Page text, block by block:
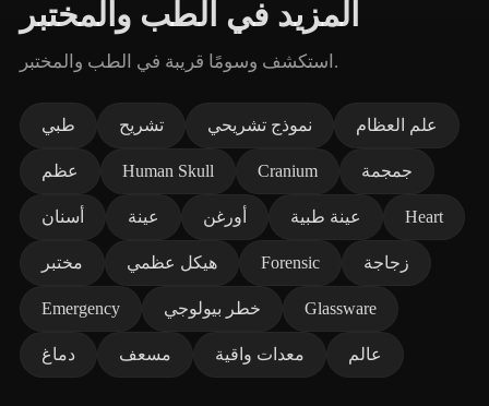
المزيد في الطب والمختبر
استكشف وسومًا قريبة في الطب والمختبر.
طبي تشريح نموذج تشريحي علم العظام
عظم Human Skull Cranium جمجمة
أسنان عينة أورغن عينة طبية Heart
مختبر هيكل عظمي Forensic زجاجة
Emergency خطر بيولوجي Glassware
دماغ مسعف معدات واقية عالم